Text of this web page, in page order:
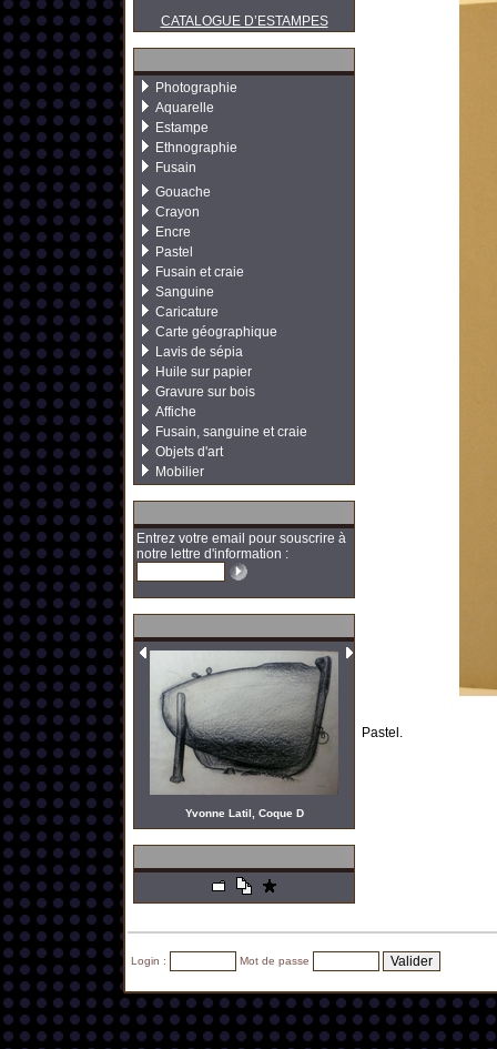
CATALOGUE D’ESTAMPES
Photographie
Aquarelle
Estampe
Ethnographie
Fusain
Gouache
Crayon
Encre
Pastel
Fusain et craie
Sanguine
Caricature
Carte géographique
Lavis de sépia
Huile sur papier
Gravure sur bois
Affiche
Fusain, sanguine et craie
Objets d'art
Mobilier
Entrez votre email pour souscrire à
notre lettre d'information :
Yvonne Latil, Coque D
Pastel.
Login : Mot de passe